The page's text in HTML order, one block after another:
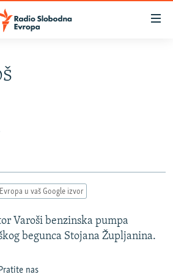
u vaš Google izvor
Varoši benzinska pumpa
begunca Stojana Župljanina.
Pratite nas